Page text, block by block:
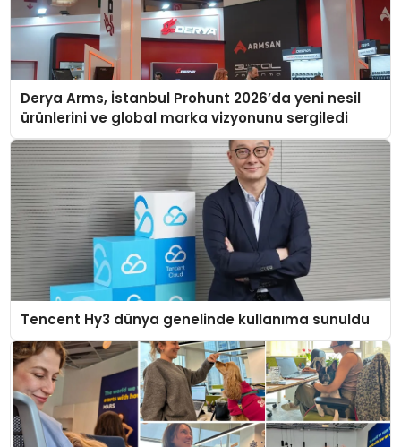
Derya Arms, İstanbul Prohunt 2026’da yeni nesil
ürünlerini ve global marka vizyonunu sergiledi
Tencent Hy3 dünya genelinde kullanıma sunuldu